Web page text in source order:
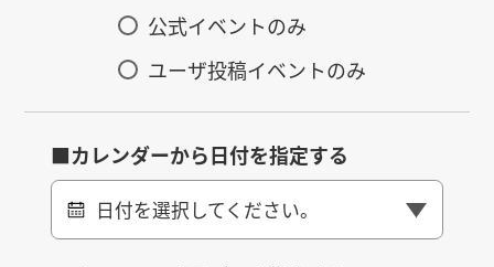
公式イベントのみ
ユーザ投稿イベントのみ
■カレンダーから日付を指定する
日付を選択してください。